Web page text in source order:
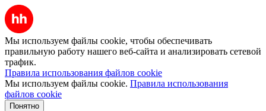
Мы используем файлы cookie, чтобы обеспечивать
правильную работу нашего веб-сайта и анализировать сетевой
трафик.
Правила использования файлов cookie
Мы используем файлы cookie. Правила использования
файлов cookie
Понятно